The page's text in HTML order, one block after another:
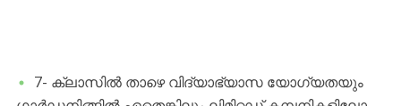
7- ക്ലാസിൽ താഴെ വിദ്യാഭ്യാസ യോഗ്യതയും